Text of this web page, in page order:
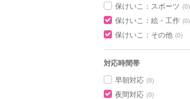
保けいこ：スポーツ (0)
保けいこ：絵・工作 (0)
保けいこ：その他 (0)
対応時間帯
早朝対応 (0)
夜間対応 (0)